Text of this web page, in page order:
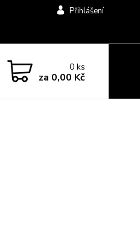
Přihlášení
0ks
za 0,00 Kč